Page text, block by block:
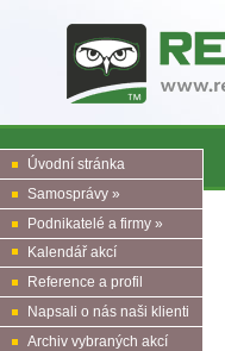
Úvodní stránka
Samosprávy »
Podnikatelé a firmy »
Kalendář akcí
Reference a profil
Napsali o nás naši klienti
Archiv vybraných akcí